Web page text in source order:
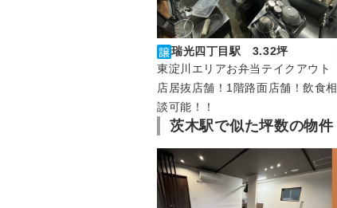
瑞光四丁目駅 3.32坪
東淀川エリアお弁当テイクアウト
店居抜店舗！1階路面店舗！飲食相
談可能！！
茨木駅で似た坪数の物件